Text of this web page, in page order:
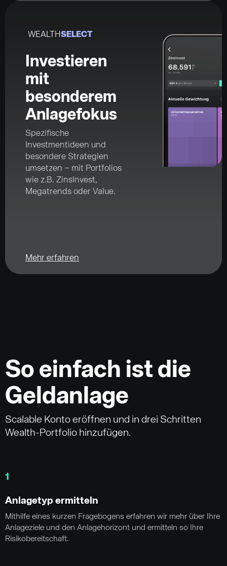
WEALTHSELECT
Investieren
mit
besonderem
Anlagefokus
Spezifische
Investmentideen und
besondere Strategien
umsetzen – mit Portfolios
wie z.B. ZinsInvest,
Megatrends oder Value.
Mehr erfahren
So einfach ist die
Geldanlage
Scalable Konto eröffnen und in drei Schritten
Wealth-Portfolio hinzufügen.
1
Anlagetyp ermitteln
Mithilfe eines kurzen Fragebogens erfahren wir mehr über Ihre
Anlageziele und den Anlagehorizont und ermitteln so Ihre
Risikobereitschaft.